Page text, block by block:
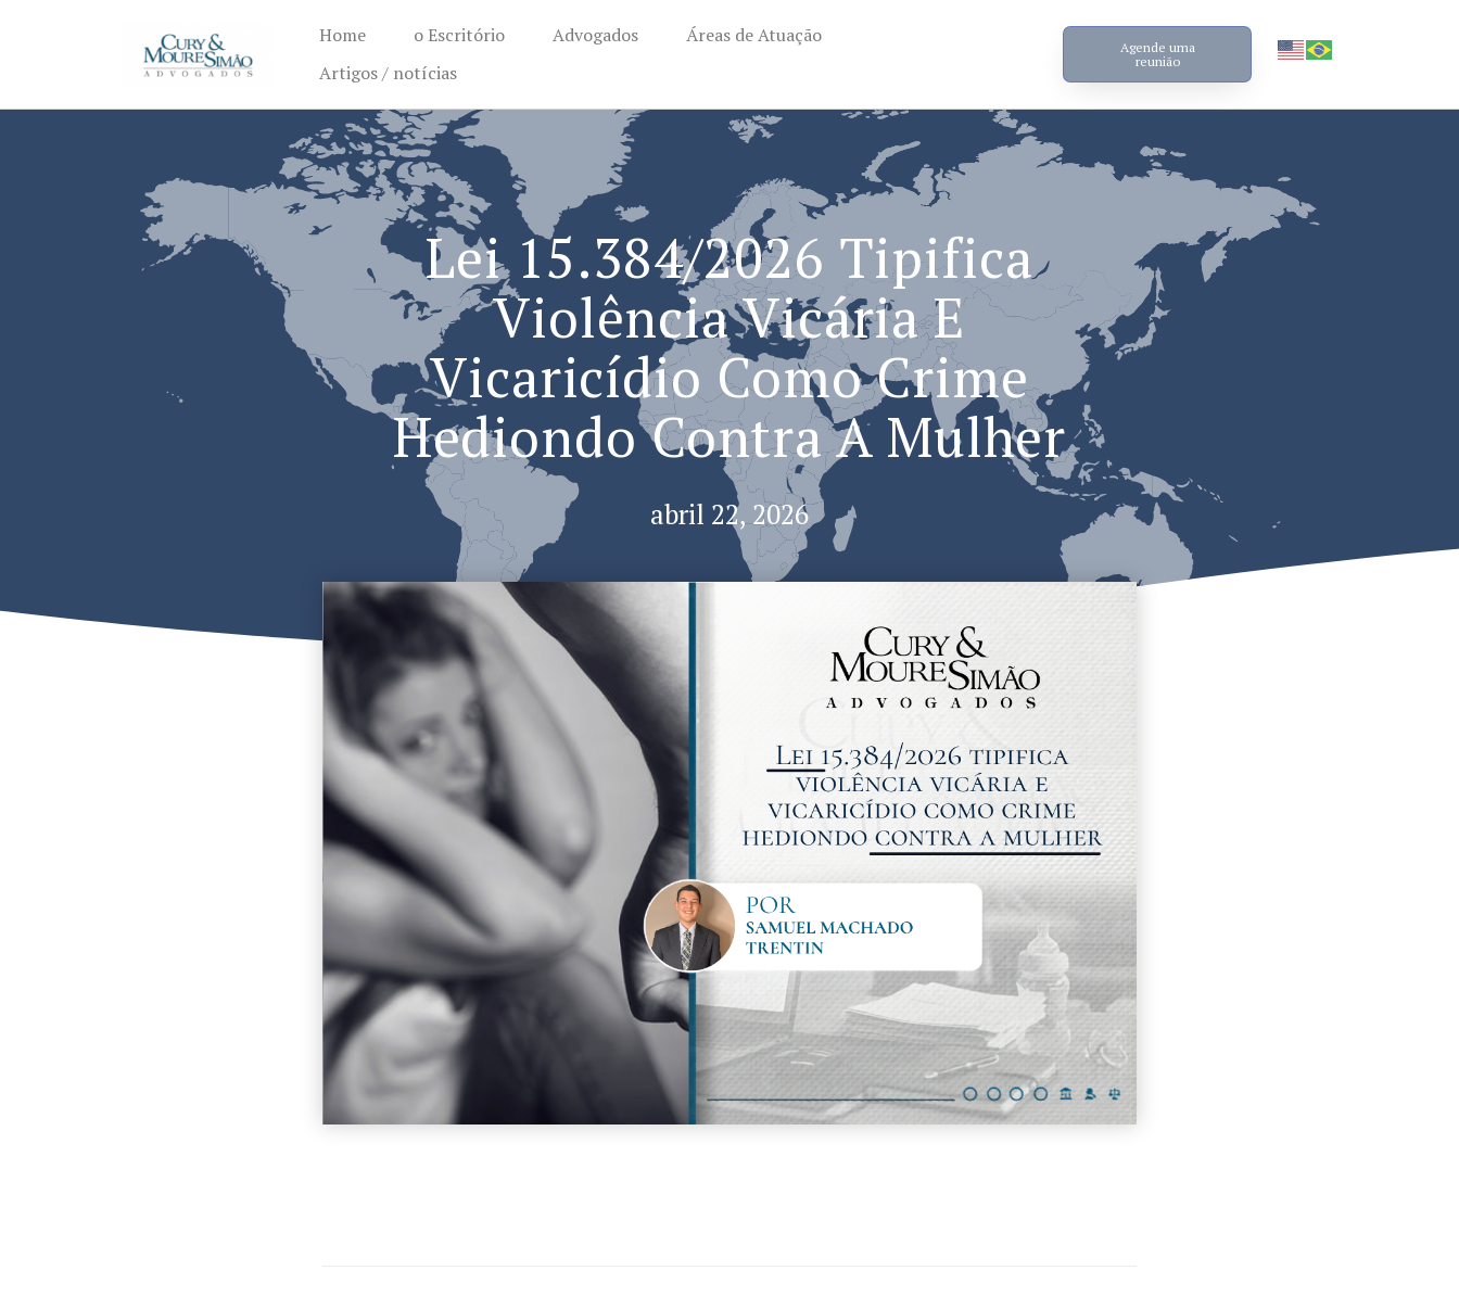
Home o Escritório Advogados
Áreas de Atuação
Artigos / notícias
Agende uma
reunião
Lei 15.384/2026 Tipifica
Violência Vicária E
Vicaricídio Como Crime
Hediondo Contra A Mulher
abril 22, 2026